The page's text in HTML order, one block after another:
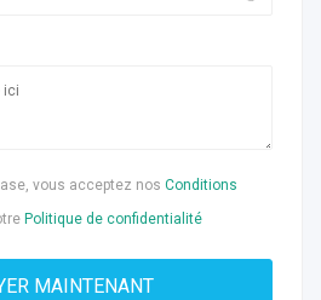
vous acceptez nos Conditions
Politique de confidentialité